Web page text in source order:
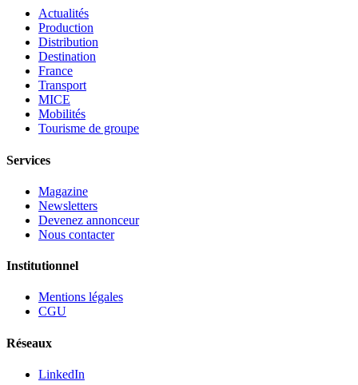
Actualités
Production
Distribution
Destination
France
Transport
MICE
Mobilités
Tourisme de groupe
Services
Magazine
Newsletters
Devenez annonceur
Nous contacter
Institutionnel
Mentions légales
CGU
Réseaux
LinkedIn